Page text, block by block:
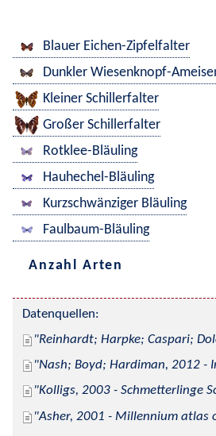
Blauer Eichen-Zipfelfalter
Dunkler Wiesenknopf-
Kleiner Schillerfalter
Großer Schillerfalter
Rotklee-Bläuling
Hauhechel-Bläuling
Kurzschwänziger Bläuling
Faulbaum-Bläuling
Anzahl Arten
Datenquellen:
Reinhardt; Harpke; Caspari;
Nash; Boyd; Hardiman, 2012 -
Kolligs, 2003 - Schmetterlinge
Asher, 2001 - Millennium